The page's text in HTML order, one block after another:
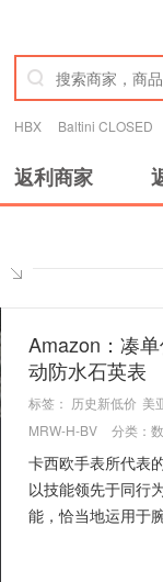
HBX Baltini CLOSED
返利商家
Amazon：凑
动防水石英表
标签： 历史新低价 美
MRW-H-BV
分类：
卡西欧手表所代表
以技能领先于同行
能，恰当地运用于